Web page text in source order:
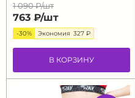
1 090 ₽/шт
763 ₽/шт
-30% Экономия 327 ₽
В КОРЗИНУ